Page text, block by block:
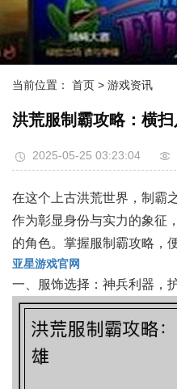
当前位置： 首页 > 游戏资讯
洪荒服制霸攻略：横
2025-05-25 03:23:04
在这个上古洪荒世界，制霸
作为彰显身份与实力的象征
的角色。掌握服制霸攻略，
亚星游戏官网
一、服饰选择：神兵利器，